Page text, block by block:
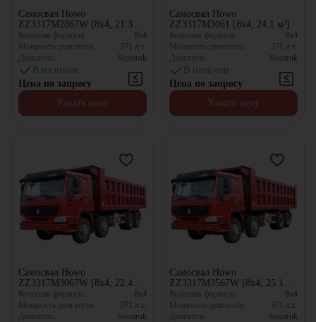
Самосвал Howo
ZZ3317M2867W [8x4, 21.3
м³]
Колёсная формула:
8x4
Мощность двигателя:
371 л.с.
Двигатель:
Sinotruk
В наличии
Цена по запросу
Узнать цену
Самосвал Howo
ZZ3317M3061 [8x4, 24.1 м³]
Колёсная формула:
8x4
Мощность двигателя:
371 л.с.
Двигатель:
Sinotruk
В наличии
Цена по запросу
Узнать цену
Самосвал Howo
ZZ3317M3067W [8x4, 22.4
м³]
Колёсная формула:
8x4
Мощность двигателя:
371 л.с.
Двигатель:
Sinotruk
Самосвал Howo
ZZ3317M3567W [8x4, 25.1
м³]
Колёсная формула:
8x4
Мощность двигателя:
371 л.с.
Двигатель:
Sinotruk